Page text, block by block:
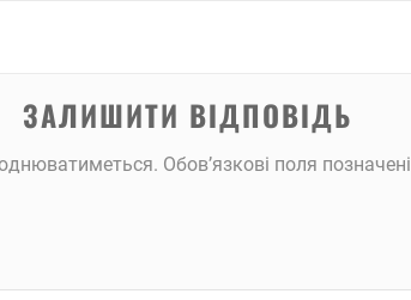
ЗАЛИШИТИ ВІДПОВІДЬ
Обов’язкові поля позначені